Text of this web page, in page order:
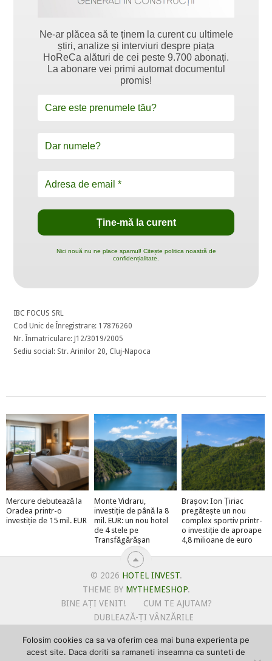
Ne-ar plăcea să te ținem la curent cu ultimele
știri, analize și interviuri despre piața
HoReCa alături de cei peste 9.700 abonați.
La abonare vei primi automat documentul
promis!
Nici nouă nu ne place spamul! Citește politica noastră de
confidențialitate.
IBC FOCUS SRL
Cod Unic de Înregistrare: 17876260
Nr. Înmatriculare: J12/3019/2005
Sediu social: Str. Arinilor 20, Cluj-Napoca
Mercure debutează la
Oradea printr-o
investiție de 15 mil. EUR
Monte Vidraru,
investiție de până la 8
mil. EUR: un nou hotel
de 4 stele pe
Transfăgărășan
Brașov: Ion Țiriac
pregătește un nou
complex sportiv printr-
o investiție de aproape
4,8 milioane de euro
© 2026 HOTEL INVEST.
THEME BY MYTHEMESHOP.
BINE AȚI VENIT!
CUM TE AJUTAM?
DUBLEAZĂ-ȚI VÂNZĂRILE
POLITICA DE UTILIZARE COOKIE-URI
Folosim cookies ca sa va oferim cea mai buna experienta pe
acest site. Daca doriti sa ramaneti inseamna ca sunteti de